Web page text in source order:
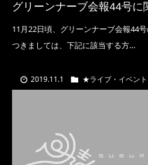
グリーンナーブ会報44号に
11月22日頃、グリーンナーブ会報44
つきましては、下記に該当する方…
2019.11.1 ★ライブ・イベン